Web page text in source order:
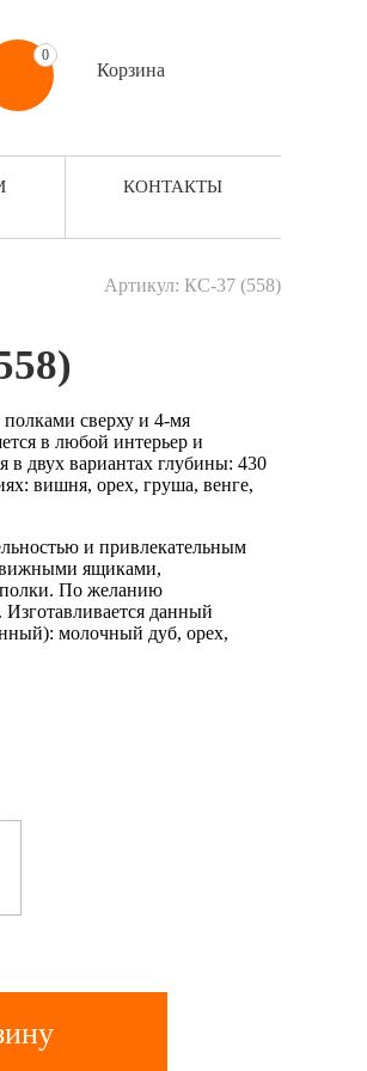
0
Корзина
КОНТАКТЫ
Артикул: КС-37 (558)
сверху и 4-мя
в любой интерьер и
в двух вариантах глубины: 430
вишня, орех, груша, венге,
и привлекательным
ящиками,
По желанию
данный
молочный дуб, орех,